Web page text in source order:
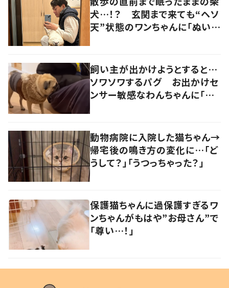
犬…！？ 玄関まで来ても“ヘソ
天”状態のワンちゃんに「ぬいぐ
飼い主が出かけようとすると…
ソワソワするパグ お出かけセ
ンサー敏感なわんちゃんに「可
動物病院に入院した猫ちゃん→
帰宅後の鳴き方の変化に…「ど
うして？」「うつっちゃった？」
保護猫ちゃんに過保護すぎるワ
ンちゃんがもはや”お母さん”で
「尊い…！」